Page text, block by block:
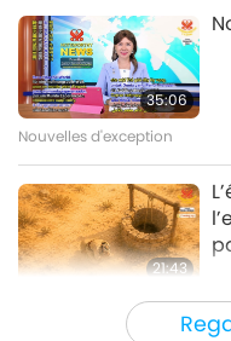
37:04
35:06
Nouvelles d'exception
21:43
Paroles de sagesse